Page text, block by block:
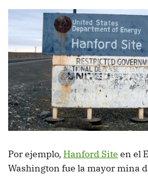
Por ejemplo, Hanford Site en el
Washington fue la mayor mina